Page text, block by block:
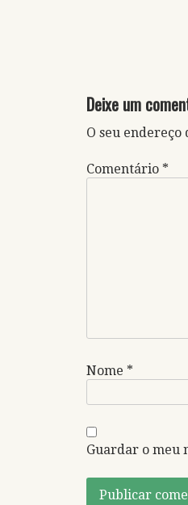
Deixe um
O seu
Comentário *
Nome *
Guardar o meu